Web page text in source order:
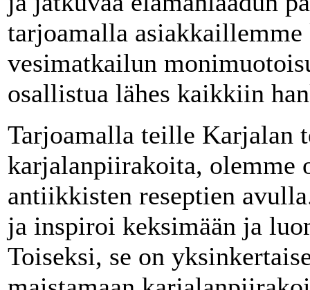
tarjoamalla
vesimatkailun
osallistua lähes kaikkiin
Tarjoamalla teille Karjalan
karjalanpiirakoita, olemme
antiikkisten reseptien
ja inspiroi keksimään ja
Toiseksi, se on